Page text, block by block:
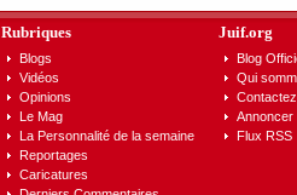
Rubriques
Blogs
Vidéos
Opinions
Le Mag
La Personnalité de la semaine
Reportages
Caricatures
Juif.org
Blog
Qui
Annoncer
Flux RSS